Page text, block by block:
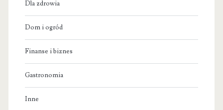
Dla zdrowia
Dom i ogród
Finanse i biznes
Gastronomia
Inne